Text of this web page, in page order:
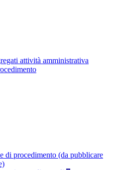
attività amministrativa
di procedimento (da pubblicare